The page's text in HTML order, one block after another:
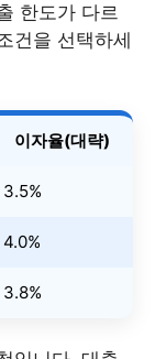
한도가 다르
건을 선택하세
이자율(대략)
3.5%
4.0%
3.8%